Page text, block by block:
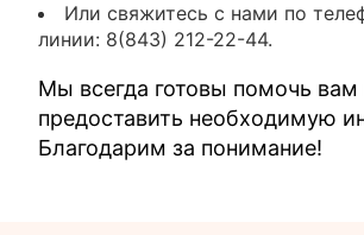
Или свяжитесь с нами по
линии: 8(843) 212-22-44.
Мы всегда готовы помочь вам
предоставить необходимую
Благодарим за понимание!